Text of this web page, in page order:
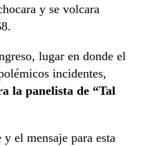
y se volcara
lugar en donde el
incidentes,
la panelista de “Tal
el mensaje para esta